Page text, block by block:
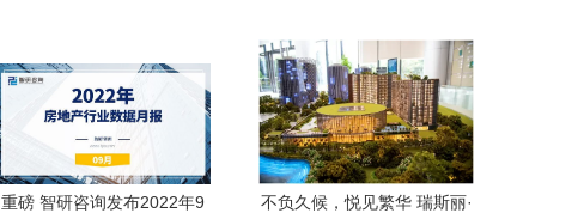
重磅 智研咨询发布2022年9
不负久候，悦见繁华 瑞斯丽·